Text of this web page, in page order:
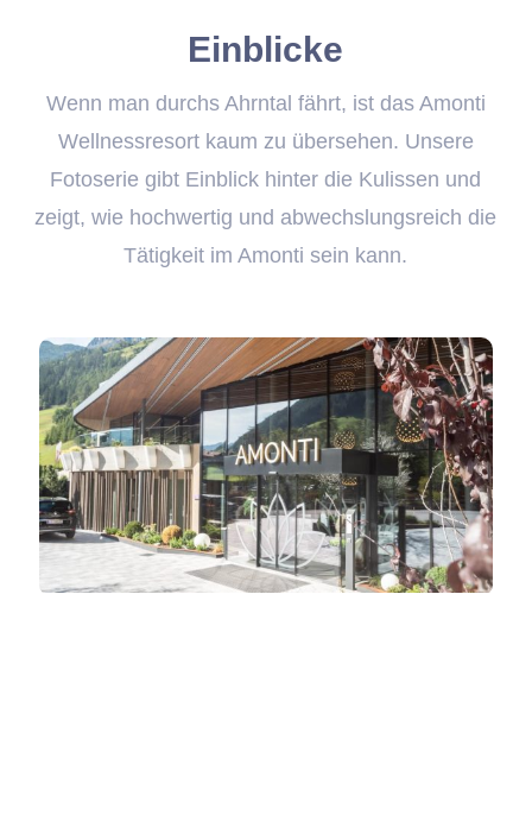
Einblicke
Wenn man durchs Ahrntal fährt, ist das Amonti
Wellnessresort kaum zu übersehen. Unsere
Fotoserie gibt Einblick hinter die Kulissen und
zeigt, wie hochwertig und abwechslungsreich die
Tätigkeit im Amonti sein kann.